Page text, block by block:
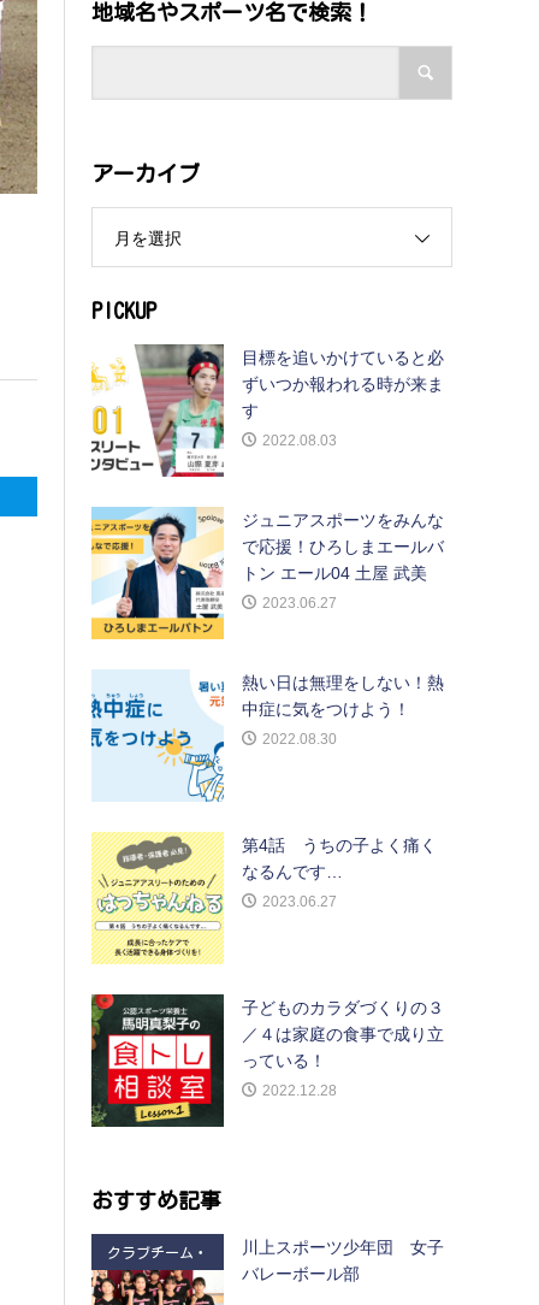
地域名やスポーツ名で検索！
アーカイブ
月を選択
PICKUP
目標を追いかけていると必
ずいつか報われる時が来ま
す
2022.08.03
ジュニアスポーツをみんな
で応援！ひろしまエールバ
トン エール04 土屋 武美
2023.06.27
熱い日は無理をしない！熱
中症に気をつけよう！
2022.08.30
第4話 うちの子よく痛く
なるんです…
2023.06.27
子どものカラダづくりの３
／４は家庭の食事で成り立
っている！
2022.12.28
おすすめ記事
クラブチーム・
部活
川上スポーツ少年団 女子
バレーボール部